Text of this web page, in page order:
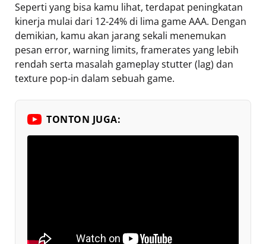
Seperti yang bisa kamu lihat, terdapat peningkatan
kinerja mulai dari 12-24% di lima game AAA. Dengan
demikian, kamu akan jarang sekali menemukan
pesan error, warning limits, framerates yang lebih
rendah serta masalah gameplay stutter (lag) dan
texture pop-in dalam sebuah game.
TONTON JUGA: